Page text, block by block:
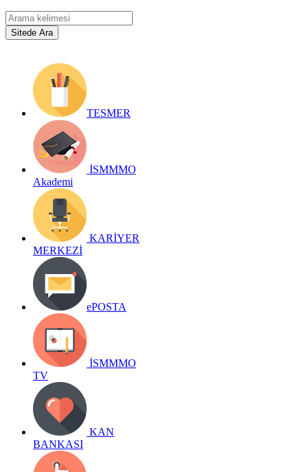
TESMER
İSMMMO
Akademi
KARİYER
MERKEZİ
ePOSTA
İSMMMO
TV
KAN
BANKASI